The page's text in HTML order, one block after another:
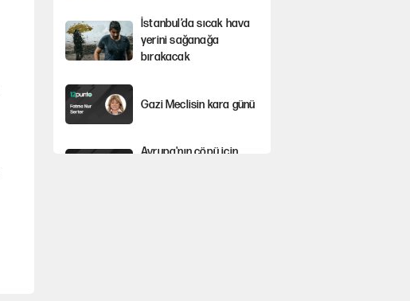
İstanbul’da sıcak hava
yerini sağanağa
bırakacak
Gazi Meclisin kara günü
Avrupa'nın çöpü için